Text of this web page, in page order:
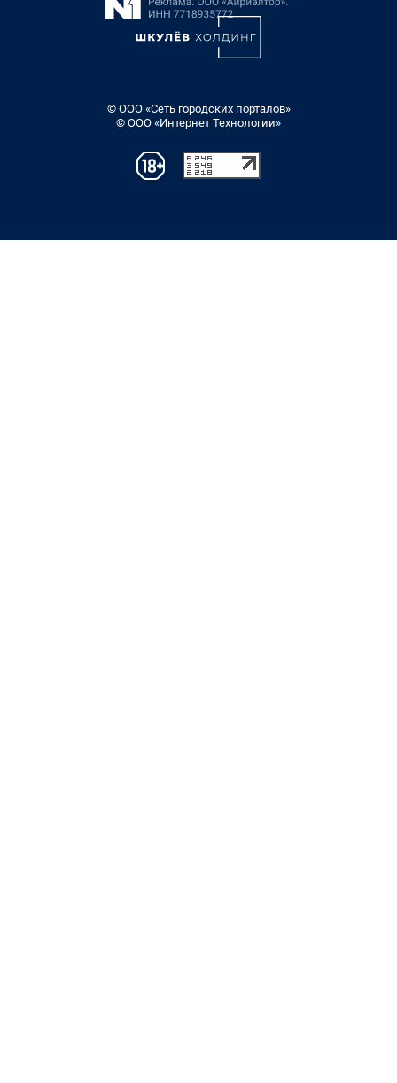
© ООО «Сеть городских порталов»
© ООО «Интернет Технологии»